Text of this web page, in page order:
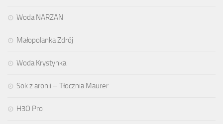
Woda NARZAN
Małopolanka Zdrój
Woda Krystynka
Sok z aronii – Tłocznia Maurer
H3O Pro